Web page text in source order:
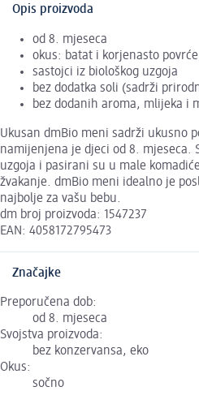
Opis proizvoda
od 8. mjeseca
okus: batat i korjenasto
sastojci iz biološkog uzgoja
bez dodatka soli (sadrži
bez dodanih aroma, mlijeka i
Ukusan dmBio meni sadrži ukusno
namijenjena je djeci od 8. mjeseca.
uzgoja i pasirani su u male
žvakanje. dmBio meni idealno je
najbolje za vašu bebu.
dm broj proizvoda: 1547237
EAN: 4058172795473
Značajke
Preporučena dob:
od 8. mjeseca
Svojstva proizvoda:
bez konzervansa, eko
Okus:
sočno